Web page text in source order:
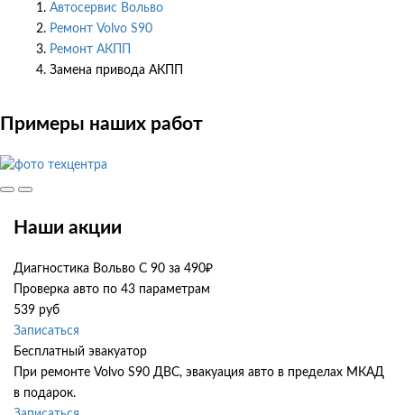
Автосервис Вольво
Ремонт Volvo S90
Ремонт АКПП
Замена привода АКПП
Примеры наших работ
Наши акции
Диагностика Вольво С 90 за 490₽
Проверка авто по 43 параметрам
539 руб
Записаться
Бесплатный эвакуатор
При ремонте Volvo S90 ДВС, эвакуация авто в пределах МКАД
в подарок.